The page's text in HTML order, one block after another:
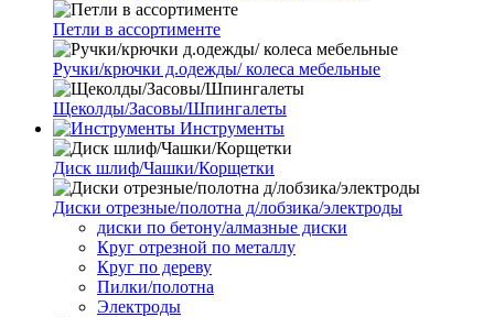
Петли в ассортименте
Ручки/крючки д.одежды/ колеса мебельные
Щеколды/Засовы/Шпингалеты
Инструменты
Диск шлиф/Чашки/Корщетки
Диски отрезные/полотна д/лобзика/электроды
диски по бетону/алмазные диски
Круг отрезной по металлу
Круг по дереву
Пилки/полотна
Электроды